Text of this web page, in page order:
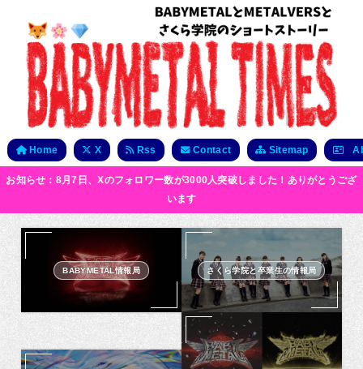
Home X Rss Contact Sitemap
お知らせ：8月7日、Xのフォロワー数が3000人突破しました！ありがとうござ
います
BABYMETAL情報局 さくら学院と卒業生の情報局